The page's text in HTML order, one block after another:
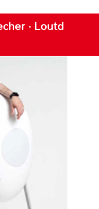
· Loutd